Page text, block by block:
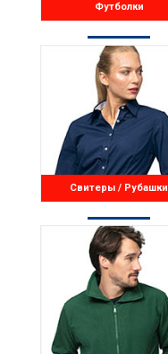
Футболки
Свитеры / Рубашки